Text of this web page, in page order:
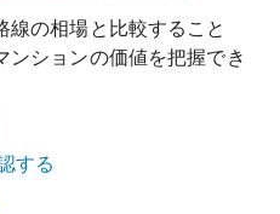
線の相場と比較すること
ンションの価値を把握でき
する